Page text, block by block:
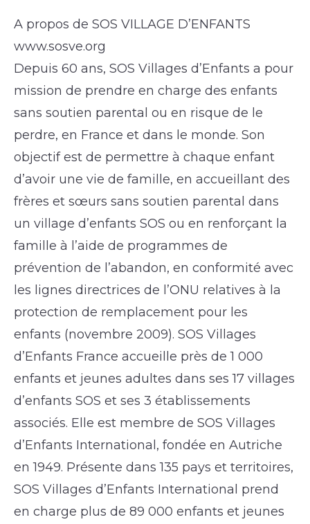
A propos de SOS VILLAGE D’ENFANTS
www.sosve.org
Depuis 60 ans, SOS Villages d’Enfants a pour
mission de prendre en charge des enfants
sans soutien parental ou en risque de le
perdre, en France et dans le monde. Son
objectif est de permettre à chaque enfant
d’avoir une vie de famille, en accueillant des
frères et sœurs sans soutien parental dans
un village d’enfants SOS ou en renforçant la
famille à l’aide de programmes de
prévention de l’abandon, en conformité avec
les lignes directrices de l’ONU relatives à la
protection de remplacement pour les
enfants (novembre 2009). SOS Villages
d’Enfants France accueille près de 1 000
enfants et jeunes adultes dans ses 17 villages
d’enfants SOS et ses 3 établissements
associés. Elle est membre de SOS Villages
d’Enfants International, fondée en Autriche
en 1949. Présente dans 135 pays et territoires,
SOS Villages d’Enfants International prend
en charge plus de 89 000 enfants et jeunes